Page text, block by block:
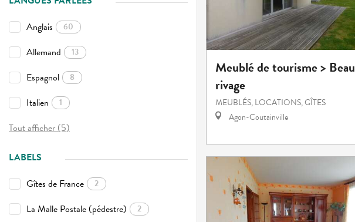
Anglais
60
Allemand 13
Espagnol 8
Italien 1
Tout afficher (5)
LABELS
Gîtes de France
2
La Malle Postale (pédestre) 2
Meublé de tourisme > Beau
rivage
MEUBLÉS, LOCATIONS, GÎTES
Agon-Coutainville